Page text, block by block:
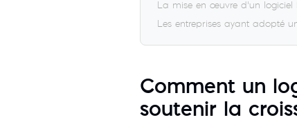
La mise en œuvre d’un logiciel
Les entreprises ayant adopté
Comment un
soutenir la